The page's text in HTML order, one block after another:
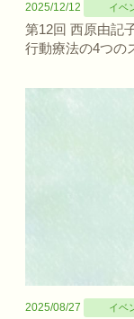
2025/12/12 イベ
第12回 西原由記
行動療法の4つの
2025/08/27 イベ